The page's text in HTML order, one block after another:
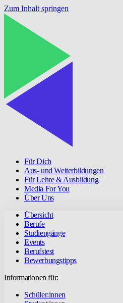
Zum Inhalt springen
Für Dich
Aus- und Weiterbildungen
Für Lehre & Ausbildung
Media For You
Über Uns
Übersicht
Berufe
Studiengänge
Events
Berufstest
Bewerbungstipps
Informationen für:
Schüler:innen